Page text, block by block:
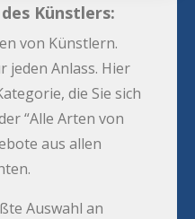
Künstlers:
von Künstlern.
jeden Anlass. Hier
die Sie sich
“Alle Arten von
aus allen
Auswahl an